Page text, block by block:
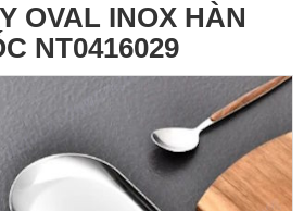
OVAL INOX HÀN
NT0416029